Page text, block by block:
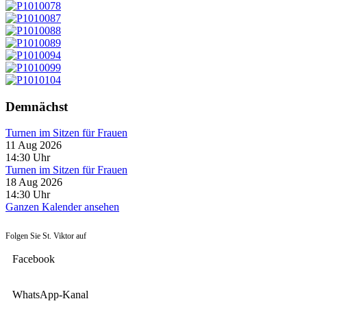
Demnächst
Turnen im Sitzen für Frauen
11 Aug 2026
14:30 Uhr
Turnen im Sitzen für Frauen
18 Aug 2026
14:30 Uhr
Ganzen Kalender ansehen
Folgen Sie St. Viktor auf
Facebook
WhatsApp-Kanal